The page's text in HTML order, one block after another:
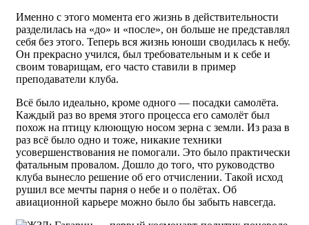
Именно с этого момента его жизнь в действительности
разделилась на «до» и «после», он больше не представлял
себя без этого. Теперь вся жизнь юноши сводилась к небу.
Он прекрасно учился, был требовательным и к себе и
своим товарищам, его часто ставили в пример
преподаватели клуба.
Всё было идеально, кроме одного — посадки самолёта.
Каждый раз во время этого процесса его самолёт был
похож на птицу клюющую носом зерна с земли. Из раза в
раз всё было одно и тоже, никакие техники
усовершенствования не помогали. Это было практически
фатальным провалом. Дошло до того, что руководство
клуба вынесло решение об его отчислении. Такой исход
рушил все мечты парня о небе и о полётах. Об
авиационной карьере можно было бы забыть навсегда.